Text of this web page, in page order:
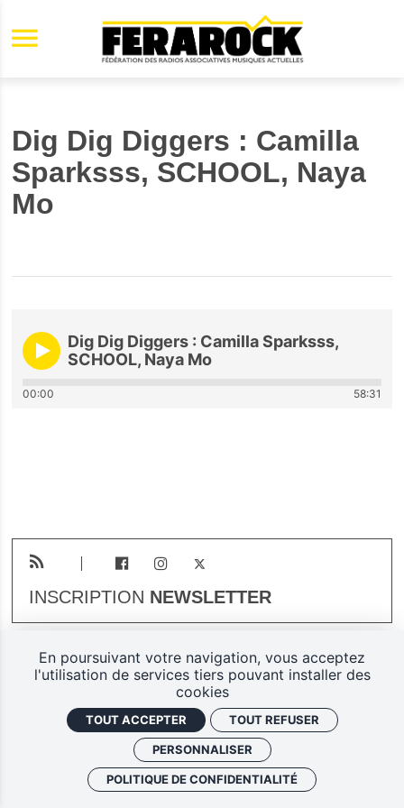
Aller au contenu principal
Dig Dig Diggers : Camilla
Sparksss, SCHOOL, Naya
Mo
Dig Dig Diggers : Camilla Sparksss,
SCHOOL, Naya Mo
00:00 58:31
INSCRIPTION NEWSLETTER
Plan du site
Mentions légales
Politique de confidentialité
Ferarock.org, une réalisation
En poursuivant votre navigation, vous acceptez
l'utilisation de services tiers pouvant installer des
cookies
TOUT ACCEPTER TOUT REFUSER
PERSONNALISER
POLITIQUE DE CONFIDENTIALITÉ